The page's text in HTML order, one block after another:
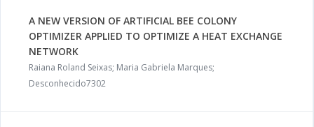
A NEW VERSION OF ARTIFICIAL BEE COLONY
OPTIMIZER APPLIED TO OPTIMIZE A HEAT EXCHANGE
NETWORK
Raiana Roland Seixas; Maria Gabriela Marques;
Desconhecido7302